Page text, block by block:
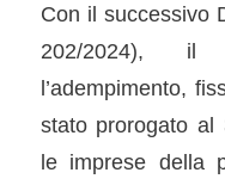
Con il successivo
202/2024),
l’adempimento,
stato prorogato al
le imprese della